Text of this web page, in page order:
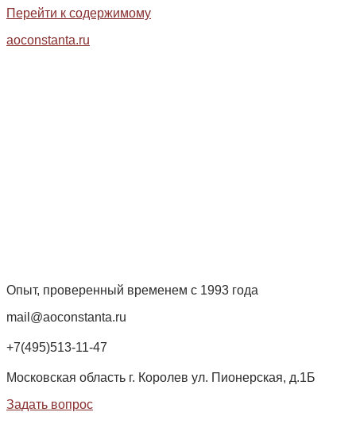
Перейти к содержимому
aoconstanta.ru
Опыт, проверенный временем с 1993 года
mail@aoconstanta.ru
+7(495)513-11-47
Московская область г. Королев ул. Пионерская, д.1Б
Задать вопрос